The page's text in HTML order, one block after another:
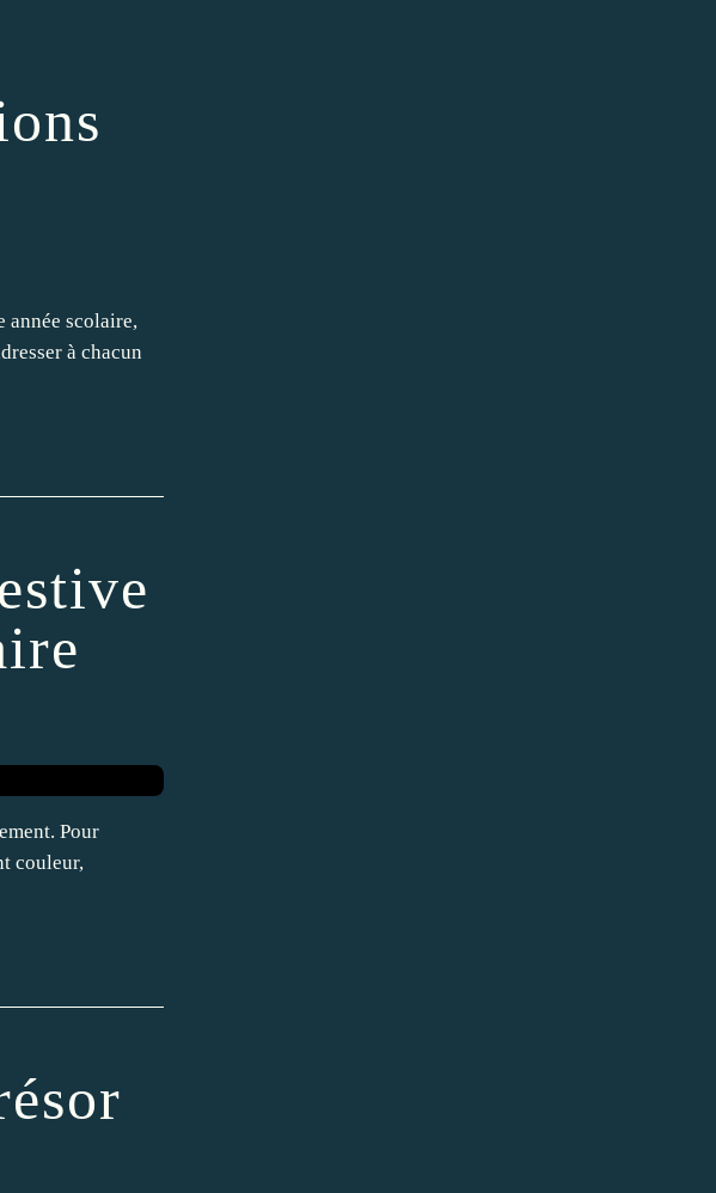
année scolaire,
à chacun
Pour
couleur,